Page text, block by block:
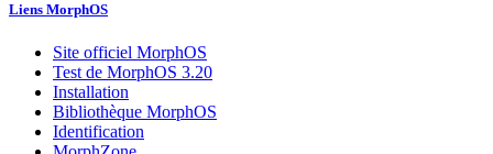
Liens MorphOS
Site officiel MorphOS
Test de MorphOS 3.20
Installation
Bibliothèque MorphOS
Identification